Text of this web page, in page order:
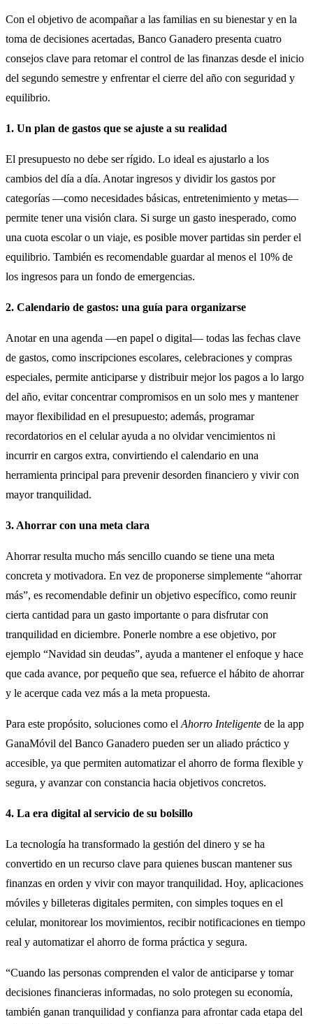
Con el objetivo de acompañar a las familias en su bienestar y en la
toma de decisiones acertadas, Banco Ganadero presenta cuatro
consejos clave para retomar el control de las finanzas desde el inicio
del segundo semestre y enfrentar el cierre del año con seguridad y
equilibrio.
1. Un plan de gastos que se ajuste a su realidad
El presupuesto no debe ser rígido. Lo ideal es ajustarlo a los
cambios del día a día. Anotar ingresos y dividir los gastos por
categorías —como necesidades básicas, entretenimiento y metas—
permite tener una visión clara. Si surge un gasto inesperado, como
una cuota escolar o un viaje, es posible mover partidas sin perder el
equilibrio. También es recomendable guardar al menos el 10% de
los ingresos para un fondo de emergencias.
2. Calendario de gastos: una guía para organizarse
Anotar en una agenda —en papel o digital— todas las fechas clave
de gastos, como inscripciones escolares, celebraciones y compras
especiales, permite anticiparse y distribuir mejor los pagos a lo largo
del año, evitar concentrar compromisos en un solo mes y mantener
mayor flexibilidad en el presupuesto; además, programar
recordatorios en el celular ayuda a no olvidar vencimientos ni
incurrir en cargos extra, convirtiendo el calendario en una
herramienta principal para prevenir desorden financiero y vivir con
mayor tranquilidad.
3. Ahorrar con una meta clara
Ahorrar resulta mucho más sencillo cuando se tiene una meta
concreta y motivadora. En vez de proponerse simplemente “ahorrar
más”, es recomendable definir un objetivo específico, como reunir
cierta cantidad para un gasto importante o para disfrutar con
tranquilidad en diciembre. Ponerle nombre a ese objetivo, por
ejemplo “Navidad sin deudas”, ayuda a mantener el enfoque y hace
que cada avance, por pequeño que sea, refuerce el hábito de ahorrar
y le acerque cada vez más a la meta propuesta.
Para este propósito, soluciones como el Ahorro Inteligente de la app
GanaMóvil del Banco Ganadero pueden ser un aliado práctico y
accesible, ya que permiten automatizar el ahorro de forma flexible y
segura, y avanzar con constancia hacia objetivos concretos.
4. La era digital al servicio de su bolsillo
La tecnología ha transformado la gestión del dinero y se ha
convertido en un recurso clave para quienes buscan mantener sus
finanzas en orden y vivir con mayor tranquilidad. Hoy, aplicaciones
móviles y billeteras digitales permiten, con simples toques en el
celular, monitorear los movimientos, recibir notificaciones en tiempo
real y automatizar el ahorro de forma práctica y segura.
“Cuando las personas comprenden el valor de anticiparse y tomar
decisiones financieras informadas, no solo protegen su economía,
también ganan tranquilidad y confianza para afrontar cada etapa del